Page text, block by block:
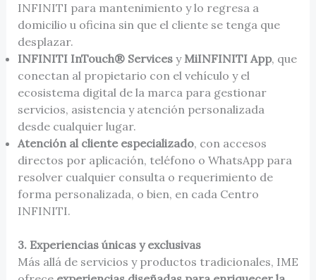
INFINITI para mantenimiento y lo regresa a
domicilio u oficina sin que el cliente se tenga que
desplazar.
INFINITI InTouch® ServicesyMiINFINITI App, que
conectan al propietario con el vehículo y el
ecosistema digital de la marca para gestionar
servicios, asistencia y atención personalizada
desde cualquier lugar.
Atención al cliente especializado, con accesos
directos por aplicación, teléfono o WhatsApp para
resolver cualquier consulta o requerimiento de
forma personalizada, o bien, en cada Centro
INFINITI.
3. Experiencias únicas y exclusivas
Más allá de servicios y productos tradicionales, IME